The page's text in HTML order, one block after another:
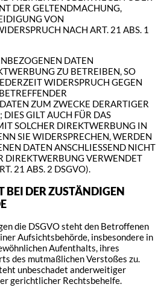
DER GELTENDMACHUNG,
VON
NACH ART. 21 ABS. 1
DATEN
ZU BETREIBEN, SO
WIDERSPRUCH GEGEN
ZUM ZWECKE DERARTIGER
GILT AUCH FÜR DAS
SOLCHER DIREKTWERBUNG IN
SIE WIDERSPRECHEN, WERDEN
DATEN ANSCHLIESSEND NICHT
DIREKTWERBUNG VERWENDET
21 ABS. 2 DSGVO).
BEI DER ZUSTÄNDIGEN
die DSGVO steht den Betroffenen
Aufsichtsbehörde, insbesondere in
Aufenthalts, ihres
des mutmaßlichen Verstoßes zu.
unbeschadet anderweitiger
gerichtlicher Rechtsbehelfe.